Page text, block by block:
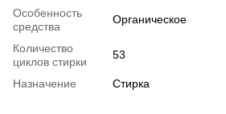
Особенность
средства
Органическое
Количество
циклов стирки
53
Назначение Стирка